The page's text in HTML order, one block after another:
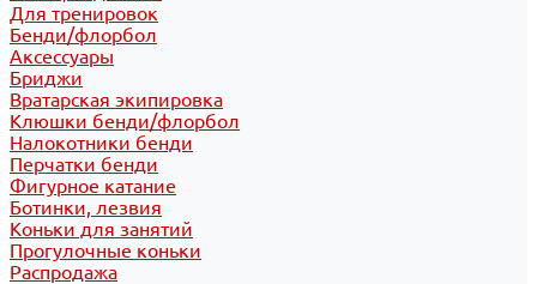
Для тренировок
Бенди/флорбол
Аксессуары
Бриджи
Вратарская экипировка
Клюшки бенди/флорбол
Налокотники бенди
Перчатки бенди
Фигурное катание
Ботинки, лезвия
Коньки для занятий
Прогулочные коньки
Распродажа